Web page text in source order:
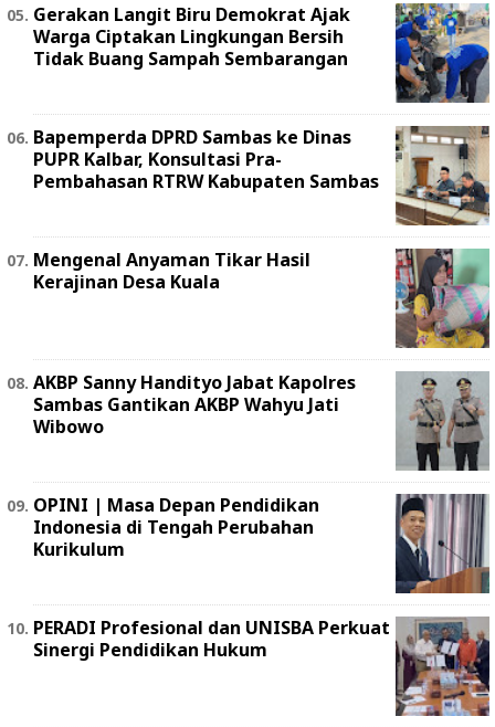
Gerakan Langit Biru Demokrat Ajak
Warga Ciptakan Lingkungan Bersih
Tidak Buang Sampah Sembarangan
Bapemperda DPRD Sambas ke Dinas
PUPR Kalbar, Konsultasi Pra-
Pembahasan RTRW Kabupaten Sambas
Mengenal Anyaman Tikar Hasil
Kerajinan Desa Kuala
AKBP Sanny Handityo Jabat Kapolres
Sambas Gantikan AKBP Wahyu Jati
Wibowo
OPINI | Masa Depan Pendidikan
Indonesia di Tengah Perubahan
Kurikulum
PERADI Profesional dan UNISBA Perkuat
Sinergi Pendidikan Hukum